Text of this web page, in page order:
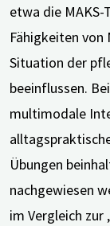
etwa die
Fähigkeiten
Situation der
beeinflussen.
multimodale
Übungen
nachgewiesen
im Vergleich zur